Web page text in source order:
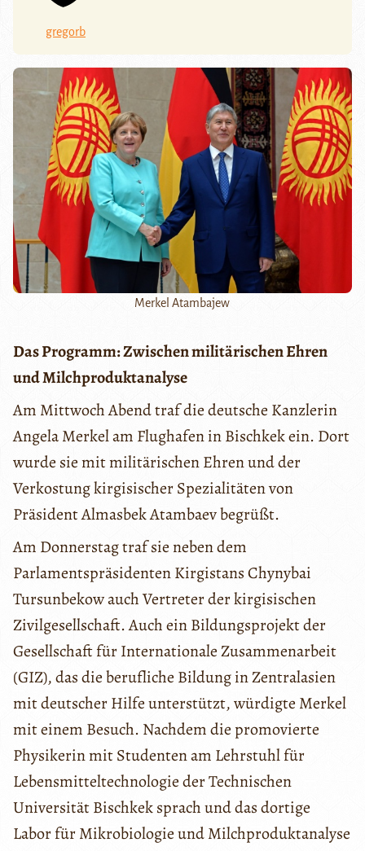
gregorb
Merkel Atambajew
Das Programm: Zwischen militärischen Ehren
und Milchproduktanalyse
Am Mittwoch Abend traf die deutsche Kanzlerin
Angela Merkel am Flughafen in Bischkek ein. Dort
wurde sie mit militärischen Ehren und der
Verkostung kirgisischer Spezialitäten von
Präsident Almasbek Atambaev begrüßt.
Am Donnerstag traf sie neben dem
Parlamentspräsidenten Kirgistans Chynybai
Tursunbekow auch Vertreter der kirgisischen
Zivilgesellschaft. Auch ein Bildungsprojekt der
Gesellschaft für Internationale Zusammenarbeit
(GIZ), das die berufliche Bildung in Zentralasien
mit deutscher Hilfe unterstützt, würdigte Merkel
mit einem Besuch. Nachdem die promovierte
Physikerin mit Studenten am Lehrstuhl für
Lebensmitteltechnologie der Technischen
Universität Bischkek sprach und das dortige
Labor für Mikrobiologie und Milchproduktanalyse